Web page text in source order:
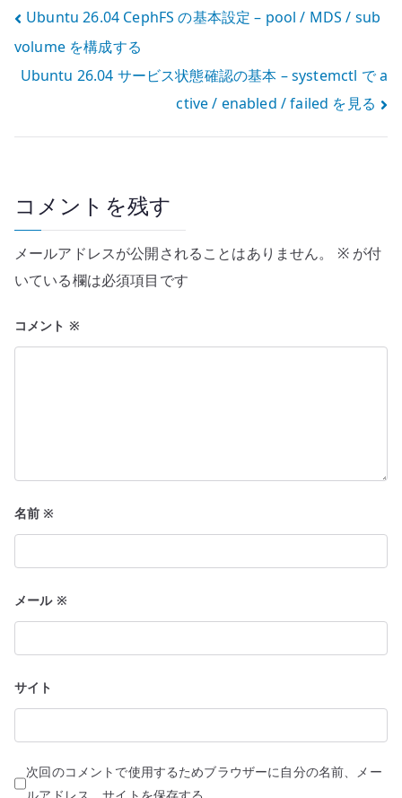
る
投
稿
ナ
ビ
ー
シ
ョ
ン
Ubuntu 26.04 CephFS の基本設定 – pool / MDS / sub
volume を構成する
Ubuntu 26.04 サービス状態確認の基本 – systemctl で a
ctive / enabled / failed を見る
コメントを残す
メールアドレスが公開されることはありません。 ※が付
いている欄は必須項目です
コメント ※
名前※
メール ※
サイト
次回のコメントで使用するためブラウザーに自分の名前、メー